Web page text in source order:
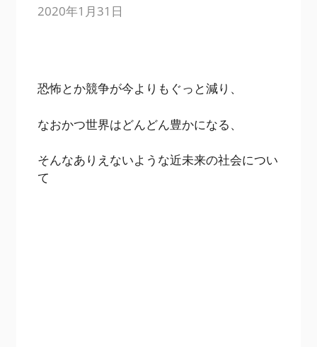
2020年1月31日
恐怖とか競争が今よりもぐっと減り、
なおかつ世界はどんどん豊かになる、
そんなありえないような近未来の社会につい
て